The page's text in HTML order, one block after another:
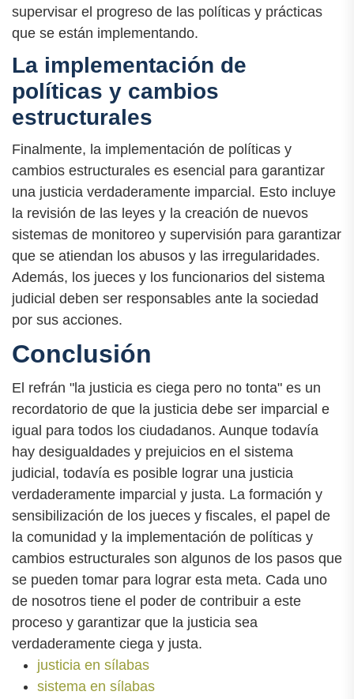
supervisar el progreso de las políticas y prácticas
que se están implementando.
La implementación de
políticas y cambios
estructurales
Finalmente, la implementación de políticas y
cambios estructurales es esencial para garantizar
una justicia verdaderamente imparcial. Esto incluye
la revisión de las leyes y la creación de nuevos
sistemas de monitoreo y supervisión para garantizar
que se atiendan los abusos y las irregularidades.
Además, los jueces y los funcionarios del sistema
judicial deben ser responsables ante la sociedad
por sus acciones.
Conclusión
El refrán "la justicia es ciega pero no tonta" es un
recordatorio de que la justicia debe ser imparcial e
igual para todos los ciudadanos. Aunque todavía
hay desigualdades y prejuicios en el sistema
judicial, todavía es posible lograr una justicia
verdaderamente imparcial y justa. La formación y
sensibilización de los jueces y fiscales, el papel de
la comunidad y la implementación de políticas y
cambios estructurales son algunos de los pasos que
se pueden tomar para lograr esta meta. Cada uno
de nosotros tiene el poder de contribuir a este
proceso y garantizar que la justicia sea
verdaderamente ciega y justa.
justicia en sílabas
sistema en sílabas